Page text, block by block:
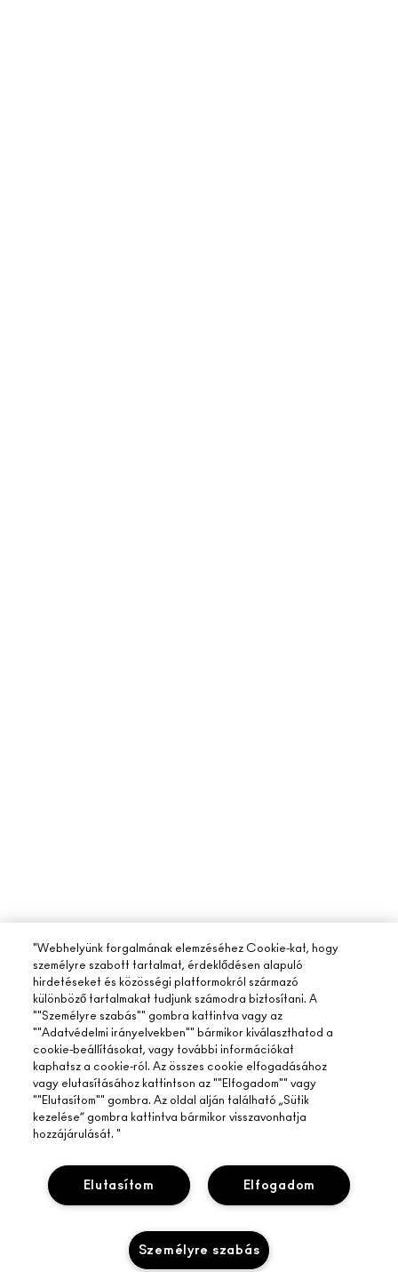
"Webhelyünk forgalmának elemzéséhez Cookie-kat, hogy
személyre szabott tartalmat, érdeklődésen alapuló
hirdetéseket és közösségi platformokról származó
különböző tartalmakat tudjunk számodra biztosítani. A
""Személyre szabás"" gombra kattintva vagy az
""Adatvédelmi irányelvekben"" bármikor kiválaszthatod a
cookie-beállításokat, vagy további információkat
kaphatsz a cookie-ról. Az összes cookie elfogadásához
vagy elutasításához kattintson az ""Elfogadom"" vagy
""Elutasítom"" gombra. Az oldal alján található „Sütik
kezelése” gombra kattintva bármikor visszavonhatja
hozzájárulását. "
Elfogadom
Elutasítom
Személyre szabás